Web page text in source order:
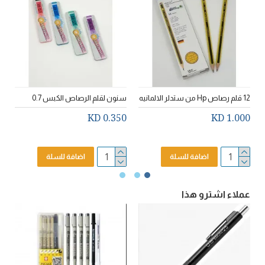
12 قلم رصاص Hp من ستدلر الالمانيه
1.000 KD
اضافة للسلة
سنون لقلم الرصاص الكبس 0.7
0.350 KD
اضافة للسلة
عملاء اشترو هذا